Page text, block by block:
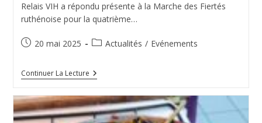
Relais VIH a répondu présente à la Marche des Fiertés
ruthénoise pour la quatrième…
Publication
20 mai 2025
PostActualités / Evénements
Continuer La LecturePride
De
2025